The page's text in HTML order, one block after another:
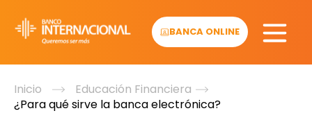
content
BANCA ONLINE
Inicio
Educación Financiera
¿Para qué sirve la banca electrónica?